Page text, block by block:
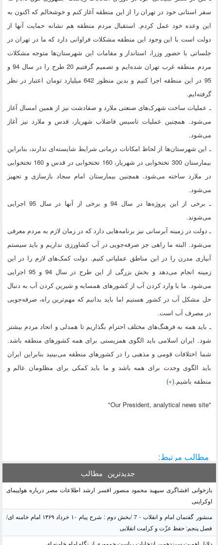
سفر استانی خود در تهران را از این منطقه آغاز کنم و خوشحالم که اکنون به
این وعده خود عمل کردم. استقبال مردم منطقه هم نشانه حمایت آنها از
دولت است با این وجود این منطقه مشکلات فراوانی دارد که ما در تهران در
جلساتی با حضور وزرا، استاندار و مقامات این شهرستان‌ها متوجه مشکلات
مردم منطقه غرب تهران شده‌ایم و تصمیم گرفتیم 20 طرح را در سال 94 و
95 در این منطقه اجرا کنیم و بدین منظور 642 میلیارد تومان اعتبار در نظر
گرفته‌ایم.
ـ عملیات ساخت شهرک‌های صنعتی ملارد و صفادشت نیز از همین امسال آغاز
می‌شود. همچنین عملیات تاسیس فاضلاب شهریار، قدس و ملارد نیز آغاز
می‌شود.
ـ این شهرستان‌ها از لحاظ امکانات درمانی شرایط شایسته‌ای ندارند، بنابراین
بیمارستان 300 تختخوابی در شهریار، 160 تختخوابی در قدس و 160 تختخوابی
در ملارد ساخته می‌شود. همچنین بیمارستان امام سجاد بازسازی و تجهیز
می‌شود.
ـ برخی از این پروژه‌ها در سال 94 و برخی از آنها در سال 95 اجرایی
می‌شوند.
ـ دولت در زمینه آبرسانی نیز برنامه‌هایی دارد که در زمان لازم به مردم معرفی
می‌شود. البته ما راهی جز صرفه‌جویی در آب کشاورزی نداریم و باید سیستم
آبیاری مدرن را در این مناطق عملیاتی کنیم. دولت کمک‌های لازم را در این
زمینه انجام می‌دهد و بخش بزرگی از این طرح در سال 94 و 95 اجرایی
می‌شود. ما با وارد کردن آب از کشورهای همسایه و شیرین کردن آب به دنبال
حل مشکل آب در کشور هستیم اما باید بدانیم که مهم‌ترین راه، صرفه‌جویی
در مصرف آب است.
ـ باید همه به فرهنگ‌های مختلف احترام بگذاریم تا همدلی و اتحاد مردم بیشتر
شود. ایران اسلامی باید الگوی همزیستی برای همه کشورهای منطقه باشد.
شما اختلافات قومی و مذهبی را در کشورهای منطقه می‌بینید بنابراین ایران
باید الگوی وحدت برای همه باشد و ما باید کمکی برای مظلومان عالم و
منطقه باشیم.(+
)
"Our President, analytical news site"
مطالب مرتبط:
جدیدترین مطالب
بازخوانی افشاگری سپهبد محمود منصور افسر ارشد اطلاعات مصر درباره هواپیمای
اوکراینی
منشور گفتمان امام و انقلاب - 7 /بخش دوم : شرح پیام ۱۰ خرداد ۱۳۶۹ امام خامنه ای/
فصل پنجم: حفظ عزّت و کرامت انقلابی